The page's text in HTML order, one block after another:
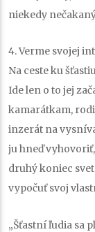
niekedy
4. Verme svojej
Na ceste ku
Ide len o to jej
kamarátkam,
inzerát na
ju hneď
druhý koniec
vypočuť svoj
„Šťastní ľudia sa